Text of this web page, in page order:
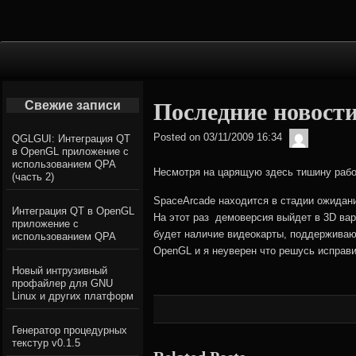
Последние
Posted on 03/11/2009 16:34
Несмотря на царящую здесь тишину
SpaceArcade находится в стадии
На этот раз демоверсия выйдет в 3D
будет наличие видеокарты,
OpenGL и я неуверен что решусь
Свежие записи
QGLGUI: Интеграция QT
в OpenGL приложение с
использованием QPA
(часть 2)
Интеграция QT в OpenGL
приложение с
использованием QPA
Новый интрузивный
профайлер для GNU
Linux и других платформ
Генератор процедурных
текстур v0.1.5